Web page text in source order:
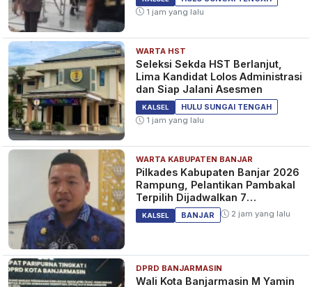
1 jam yang lalu
WARTA HST
Seleksi Sekda HST Berlanjut,
Lima Kandidat Lolos Administrasi
dan Siap Jalani Asesmen
KALSEL
HULU SUNGAI TENGAH
1 jam yang lalu
WARTA KABUPATEN BANJAR
Pilkades Kabupaten Banjar 2026
Rampung, Pelantikan Pambakal
Terpilih Dijadwalkan 7
September 2026
KALSEL BANJAR 2 jam yang lalu
DPRD BANJARMASIN
Wali Kota Banjarmasin M Yamin